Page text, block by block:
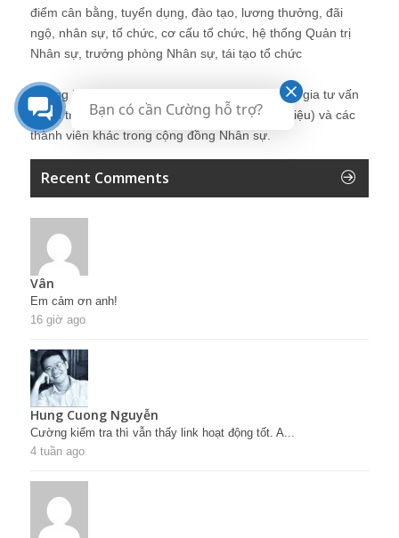
điểm cân bằng, tuyển dụng, đào tạo, lương thưởng, đãi
ngộ, nhân sự, tổ chức, cơ cấu tổ chức, hệ thống Quản trị
Nhân sự, trưởng phòng Nhân sự, tái tạo tổ chức
Những bài viết tại blog được chia sẻ bởi chuyên gia tư vấn
Quản trị Nhân sự Nguyễn Hùng Cường (giới thiệu) và các
thành viên khác trong cộng đồng Nhân sự.
Recent Comments
Vân
Em cảm ơn anh!
16 giờ ago
Hung Cuong Nguyễn
Cường kiểm tra thì vẫn thấy link hoạt động tốt. A...
4 tuần ago
Bạn có cần Cường hỗ trợ?